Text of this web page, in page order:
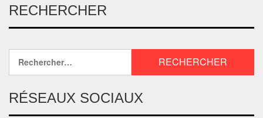
RECHERCHER
RÉSEAUX SOCIAUX